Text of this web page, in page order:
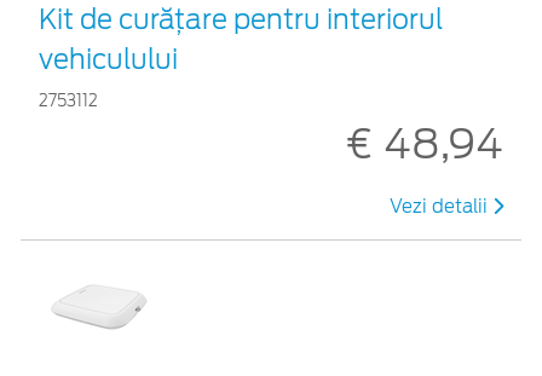
Kit de curățare pentru interiorul
vehiculului
2753112
€ 48,94
Vezi detalii